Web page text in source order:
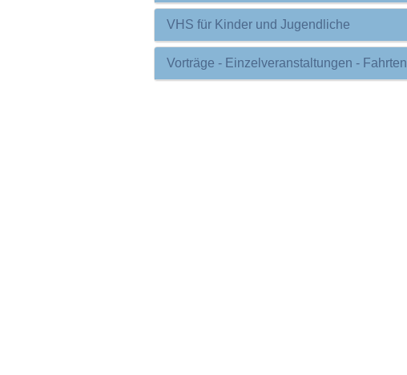
VHS für Kinder und Jugendliche
Vorträge - Einzelveranstaltungen - Fahrten